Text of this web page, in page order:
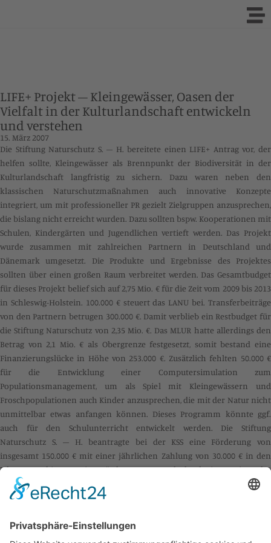
LIFE+ Projekt – Kleingewässer, Oasen der
Vielfalt in der Kulturlandschaft entwickeln
und verstehen
15. März 2007
Die Stiftung Naturschutz S. – H. bereitete einen LIFE+ Antrag vor, der
helfen sollte, Kleingewässer als Brennpunkt der Biodiversität in der
Kulturlandschaft langfristig zu sichern. Dazu waren neben den
klassischen Naturschutzmaßnahmen auch innovative Konzepte
integriert, um mit professioneller PR gezielt Zielgruppen anzusprechen,
die bislang nicht erreicht wurden. Dazu sollten bspw. Kooperationen mit
Schulen, Kindergärten und Jugendlichen vertieft werden. Das Projekt
wurde zusammen mit zahlreichen Partnern in Deutschland und
Dänemark umgesetzt. Die Produkte und Ergebnisse des Projektes
sollten über einen großen Raum verbreitet werden. Das Gesamtbudget
für dieses Projekt belief sich auf 2,75 Mio. € für die Zeit vom 2009 bis 2013
in Schleswig-Holstein. 100.000 € steuert das LANU bei. Transferbeiträge
von den Partnern betrugen 300.000 €. Damit verblieb ein Restbudget für
die Stiftung Naturschutz von 2,35 Mio. €. Das MLUR hatte allerdings den
Betrag von 2,1 Mio. € als Obergrenze festgesetzt, somit bestand eine
Finanzierungslücke in Höhe von 253.000 €. Zusätzlich fehlten 50.000 €
für die Entwicklung einer Computersimulation zum
Populationsmanagement, um als Spiel mit Kleingewässern und
Froschpopulationen auch Kinder anzusprechen, die mit der Natur nicht
unmittelbar etwas anfangen können. Dieses Programm könnte ggf.
auch für den Schulunterricht entwickelt werden. Die Stiftung
Naturschutz S. – H. beantragte bei der KSS eine Förderung von
insgesamt 150.000 € mit einer jährlichen Zahlung von 30.000 € in den
Jahren 2009 bis 2013. Diese Fördersumme wurde durch einen Beitrag der
EU verdoppelt, so dass dadurch 300.000 € für die Umsetzung der o. a.
Maßnahmen zur Verfügung standen.
Aufwand: 150.000 €